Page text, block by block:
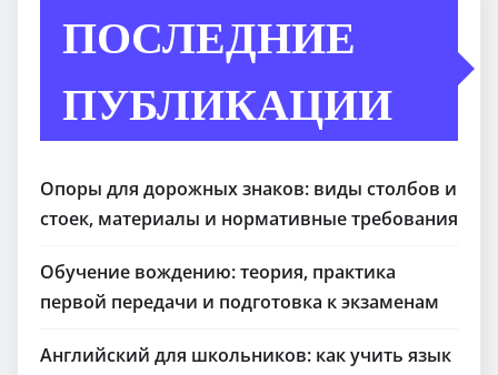
ПОСЛЕДНИЕ
ПУБЛИКАЦИИ
Опоры для дорожных знаков: виды столбов и
стоек, материалы и нормативные требования
Обучение вождению: теория, практика
первой передачи и подготовка к экзаменам
Английский для школьников: как учить язык